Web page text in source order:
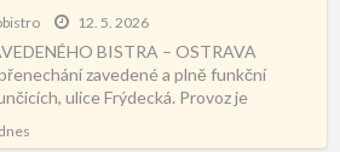
12. 5. 2026
BISTRA – OSTRAVA
zavedené a plně funkční
ulice Frýdecká. Provoz je